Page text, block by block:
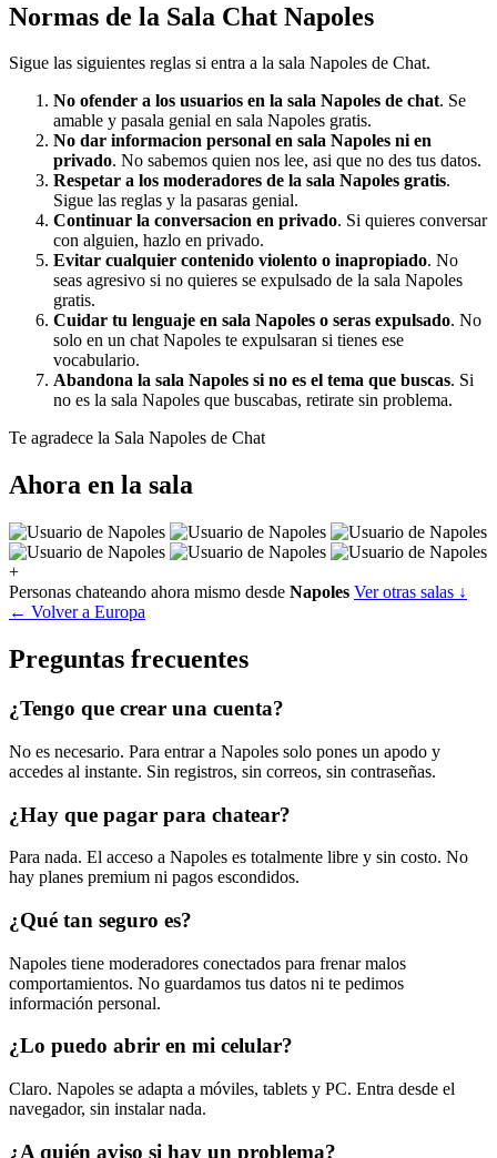
Normas de la Sala Chat Napoles
Sigue las siguientes reglas si entra a la sala Napoles de Chat.
No ofender a los usuarios en la sala Napoles de chat. Se
amable y pasala genial en sala Napoles gratis.
No dar informacion personal en sala Napoles ni en
privado. No sabemos quien nos lee, asi que no des tus datos.
Respetar a los moderadores de la sala Napoles gratis.
Sigue las reglas y la pasaras genial.
Continuar la conversacion en privado. Si quieres conversar
con alguien, hazlo en privado.
Evitar cualquier contenido violento o inapropiado. No
seas agresivo si no quieres se expulsado de la sala Napoles
gratis.
Cuidar tu lenguaje en sala Napoles o seras expulsado. No
solo en un chat Napoles te expulsaran si tienes ese
vocabulario.
Abandona la sala Napoles si no es el tema que buscas. Si
no es la sala Napoles que buscabas, retirate sin problema.
Te agradece la Sala Napoles de Chat
Ahora en la sala
+
Personas chateando ahora mismo desde Napoles Ver otras salas ↓
← Volver a Europa
Preguntas frecuentes
¿Tengo que crear una cuenta?
No es necesario. Para entrar a Napoles solo pones un apodo y
accedes al instante. Sin registros, sin correos, sin contraseñas.
¿Hay que pagar para chatear?
Para nada. El acceso a Napoles es totalmente libre y sin costo. No
hay planes premium ni pagos escondidos.
¿Qué tan seguro es?
Napoles tiene moderadores conectados para frenar malos
comportamientos. No guardamos tus datos ni te pedimos
información personal.
¿Lo puedo abrir en mi celular?
Claro. Napoles se adapta a móviles, tablets y PC. Entra desde el
navegador, sin instalar nada.
¿A quién aviso si hay un problema?